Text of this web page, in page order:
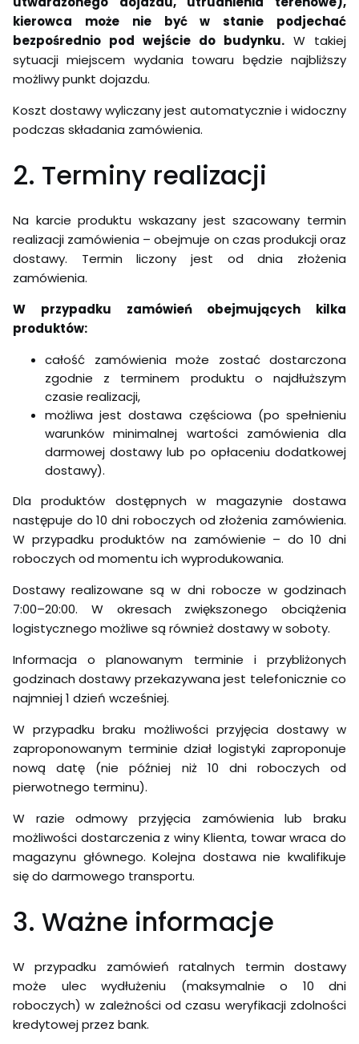
kierowca może nie być w stanie podjechać
bezpośrednio pod wejście do budynku. W takiej
sytuacji miejscem wydania towaru będzie najbliższy
możliwy punkt dojazdu.
Koszt dostawy wyliczany jest automatycznie i widoczny
podczas składania zamówienia.
2. Terminy realizacji
Na karcie produktu wskazany jest szacowany termin
realizacji zamówienia – obejmuje on czas produkcji oraz
dostawy. Termin liczony jest od dnia złożenia
zamówienia.
W przypadku zamówień obejmujących kilka
produktów:
całość zamówienia może zostać dostarczona
zgodnie z terminem produktu o najdłuższym
czasie realizacji,
możliwa jest dostawa częściowa (po spełnieniu
warunków minimalnej wartości zamówienia dla
darmowej dostawy lub po opłaceniu dodatkowej
dostawy).
Dla produktów dostępnych w magazynie dostawa
następuje do 10 dni roboczych od złożenia zamówienia.
W przypadku produktów na zamówienie – do 10 dni
roboczych od momentu ich wyprodukowania.
Dostawy realizowane są w dni robocze w godzinach
7:00–20:00. W okresach zwiększonego obciążenia
logistycznego możliwe są również dostawy w soboty.
Informacja o planowanym terminie i przybliżonych
godzinach dostawy przekazywana jest telefonicznie co
najmniej 1 dzień wcześniej.
W przypadku braku możliwości przyjęcia dostawy w
zaproponowanym terminie dział logistyki zaproponuje
nową datę (nie później niż 10 dni roboczych od
pierwotnego terminu).
W razie odmowy przyjęcia zamówienia lub braku
możliwości dostarczenia z winy Klienta, towar wraca do
magazynu głównego. Kolejna dostawa nie kwalifikuje
się do darmowego transportu.
3. Ważne informacje
W przypadku zamówień ratalnych termin dostawy
może ulec wydłużeniu (maksymalnie o 10 dni
roboczych) w zależności od czasu weryfikacji zdolności
kredytowej przez bank.